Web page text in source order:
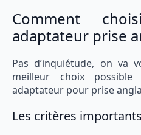
Comment
adaptateur prise
Pas d’inquiétude, on va
meilleur choix
adaptateur pour prise
Les critères